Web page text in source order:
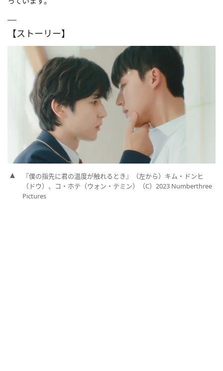
【ストーリー】
『僕の指先に君の温度が触れるとき』（左から）キム・ドンヒ
（ドウ）、コ・ホテ（ウォン・テミン）（C）2023 Numberthree
Pictures